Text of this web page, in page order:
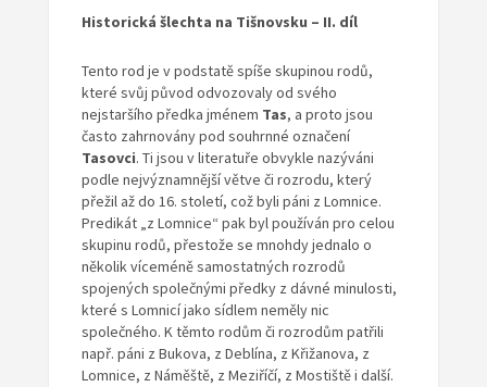
Historická šlechta na Tišnovsku – II. díl
Tento rod je v podstatě spíše skupinou rodů,
které svůj původ odvozovaly od svého
nejstaršího předka jménem Tas, a proto jsou
často zahrnovány pod souhrnné označení
Tasovci. Ti jsou v literatuře obvykle nazýváni
podle nejvýznamnější větve či rozrodu, který
přežil až do 16. století, což byli páni z Lomnice.
Predikát „z Lomnice“ pak byl používán pro celou
skupinu rodů, přestože se mnohdy jednalo o
několik víceméně samostatných rozrodů
spojených společnými předky z dávné minulosti,
které s Lomnicí jako sídlem neměly nic
společného. K těmto rodům či rozrodům patřili
např. páni z Bukova, z Deblína, z Křižanova, z
Lomnice, z Náměště, z Meziříčí, z Mostiště i další.